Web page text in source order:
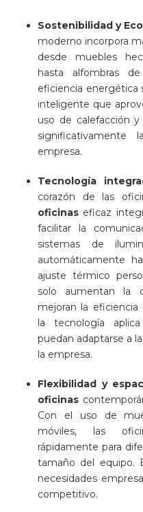
Sostenibilidad y
moderno incorpora
desde muebles
hasta alfombras
eficiencia energética
inteligente que
uso de calefacción y
empresa.
Tecnología
corazón de las
oficinas eficaz
facilitar la
sistemas de
automáticamente
ajuste térmico
solo aumentan la
mejoran la
la tecnología
puedan adaptarse a
la empresa.
Flexibilidad y
oficinas
Con el uso de
móviles, las
rápidamente para
tamaño del equipo.
necesidades
competitivo.